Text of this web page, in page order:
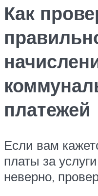
Как
платежей
Если вам
платы за
неверно,